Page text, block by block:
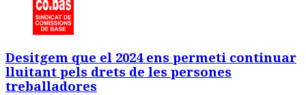
Desitgem que el 2024 ens permeti continuar
lluitant pels drets de les persones
treballadores